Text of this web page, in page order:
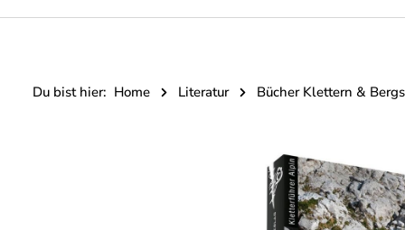
Du bist hier: Home Literatur Bücher Klettern &